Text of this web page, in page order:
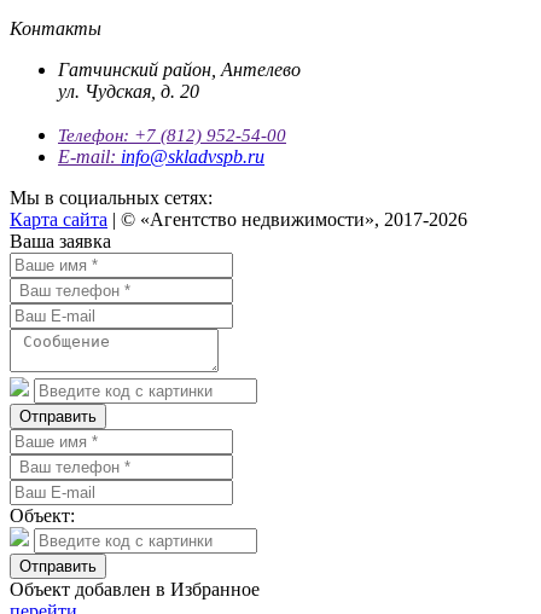
Контакты
Гатчинский район, Антелево
ул. Чудская, д. 20
Телефон: +7 (812) 952-54-00
E-mail: info@skladvspb.ru
Мы в социальных сетях:
Карта сайта | © «Агентство недвижимости», 2017-2026
Ваша заявка
Отправить
Объект:
Отправить
Объект добавлен в Избранное